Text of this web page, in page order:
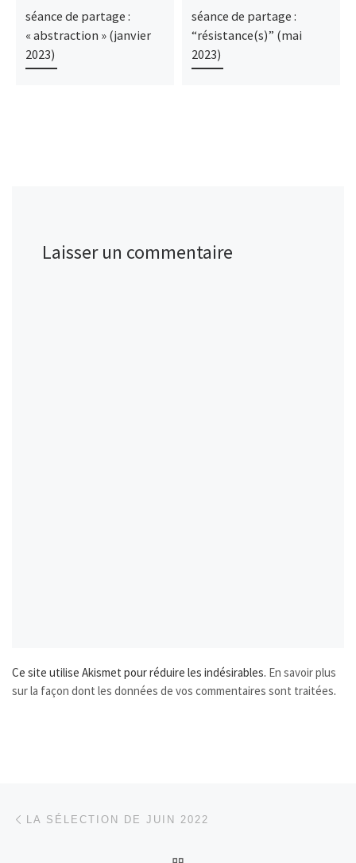
séance de partage :
« abstraction » (janvier
2023)
séance de partage :
“résistance(s)” (mai
2023)
Laisser un commentaire
Ce site utilise Akismet pour réduire les indésirables. En savoir plus
sur la façon dont les données de vos commentaires sont traitées.
Parcourir les articles
LA SÉLECTION DE JUIN 2022